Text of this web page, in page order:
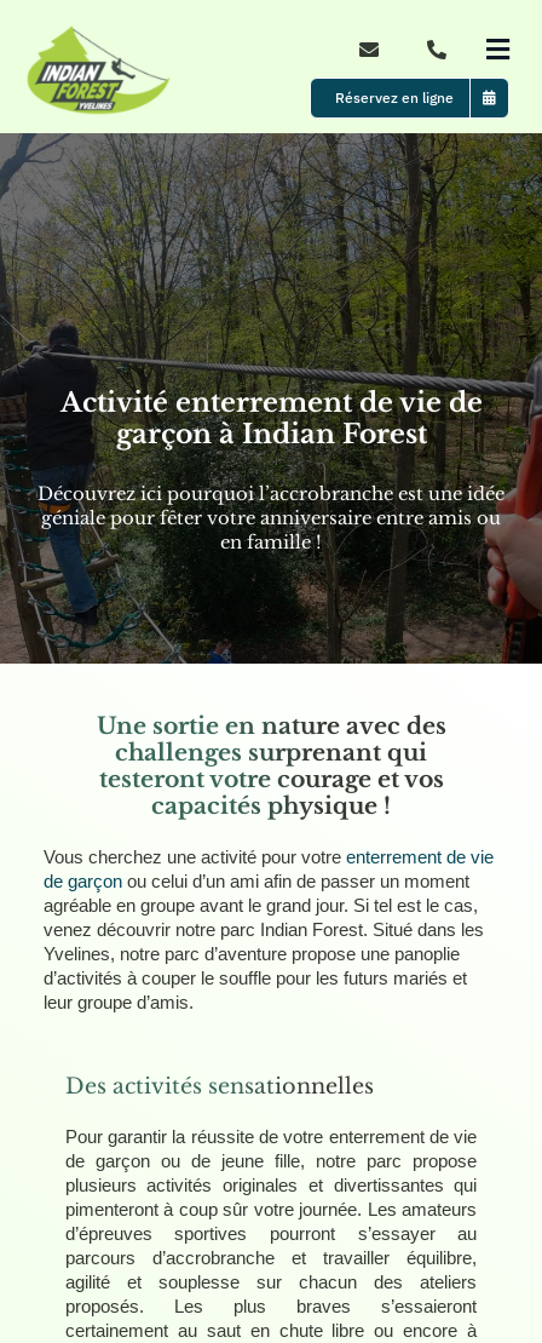
contenu
Le parc
Nos formules
Évènements
Tarifs & Horaires d’ouverture
Actualités
Contact
Réservez en ligne
Activité enterrement de vie de
garçon à Indian Forest
Découvrez ici pourquoi l’accrobranche est une idée
géniale pour fêter votre anniversaire entre amis ou
en famille !
Une sortie en nature avec des
challenges surprenant qui
testeront votre courage et vos
capacités physique !
Vous cherchez une activité pour votre enterrement de vie
de garçonou celui d’un ami afin de passer un moment
agréable en groupe avant le grand jour. Si tel est le cas,
venez découvrir notre parc Indian Forest. Situé dans les
Yvelines, notre parc d’aventure propose une panoplie
d’activités à couper le souffle pour les futurs mariés et
leur groupe d’amis.
Des activités sensationnelles
Pour garantir la réussite de votre enterrement de vie
de garçon ou de jeune fille, notre parc propose
plusieurs activités originales et divertissantes qui
pimenteront à coup sûr votre journée. Les amateurs
d’épreuves sportives pourront s’essayer au
parcours d’accrobranche et travailler équilibre,
agilité et souplesse sur chacun des ateliers
proposés. Les plus braves s’essaieront
certainement au saut en chute libre ou encore à